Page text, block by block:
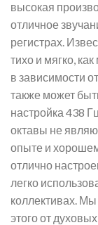
высокая
отличное
регистрах.
тихо и мягко,
в зависимости
также может
настройка 438
октавы не
опыте и
отлично
легко
коллективах.
этого от